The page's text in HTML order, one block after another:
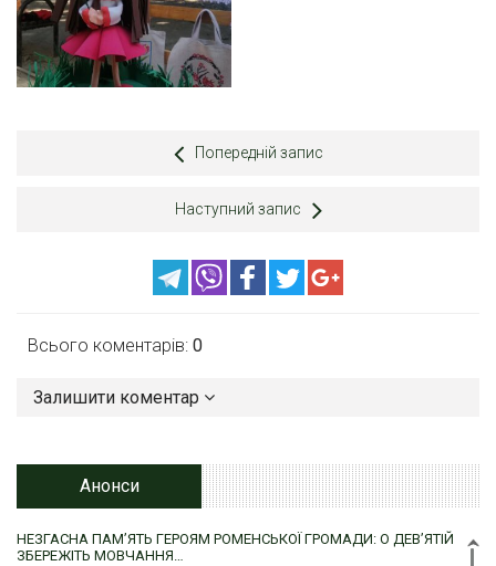
Попередній запис
Наступний запис
Всього коментарів: 0
Залишити коментар
Анонси
НЕЗГАСНА ПАМ’ЯТЬ ГЕРОЯМ РОМЕНСЬКОЇ ГРОМАДИ: О ДЕВ’ЯТІЙ
ЗБЕРЕЖІТЬ МОВЧАННЯ…